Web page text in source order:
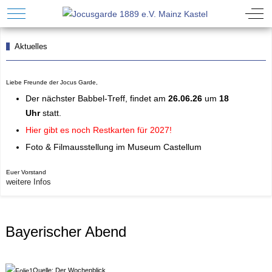
Mobile Menu Toggle Off-
Aktuelles
Liebe Freunde der Jocus Garde,
Der nächster Babbel-Treff, findet am 26.06.26um 18
Uhrstatt.
Hier gibt es noch Restkarten für 2027!
Foto & Filmausstellung im Museum Castellum
Euer Vorstand
weitere Infos
Bayerischer Abend
Quelle: Der Wochenblick